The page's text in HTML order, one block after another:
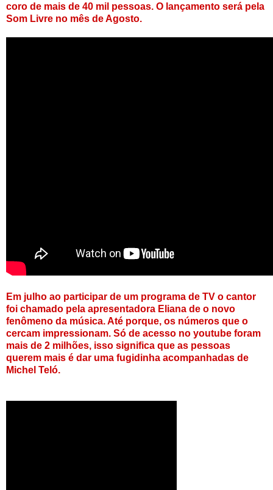
coro de mais de 40 mil pessoas. O lançamento será pela
Som Livre no mês de Agosto.
Em julho ao participar de um programa de TV o cantor
foi chamado pela apresentadora Eliana de o novo
fenômeno da música. Até porque, os números que o
cercam impressionam. Só de acesso no youtube foram
mais de 2 milhões, isso significa que as pessoas
querem mais é dar uma fugidinha acompanhadas de
Michel Teló.